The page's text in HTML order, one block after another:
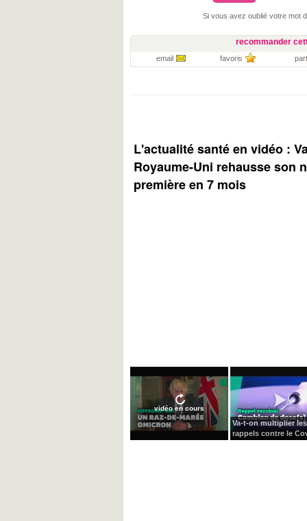
Si vous avez oublié votre mot
recommander
email favoris
L'actualité santé en vidéo :
Royaume-Uni rehausse son
première en 7 mois
vidéo en cours
Va-t-on multiplier les
rappels contre le